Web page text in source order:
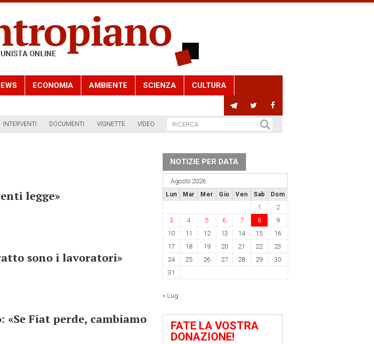
ECONOMIA AMBIENTE SCIENZA CULTURA
INTERVENTI DOCUMENTI VIGNETTE VIDEO
legge»
sono i lavoratori»
«Se Fiat perde, cambiamo
NOTIZIE PER DATA
Agosto 2026
Lun Mar Mer Gio Ven Sab Dom
1
2
3
4 5 6 7 8
9
10
11 12 13 14 15
16
17
18 19 20 21 22
23
24
25 26 27 28 29
30
31
« Lug
FATE LA VOSTRA
DONAZIONE!